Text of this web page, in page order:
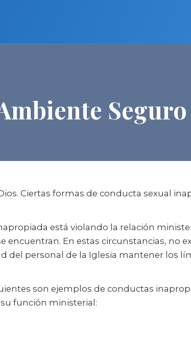
Seguro
Ciertas formas de conducta sexual
está violando la relación
En estas circunstancias, no
del personal de la Iglesia mantener los
son ejemplos de conductas
función ministerial: